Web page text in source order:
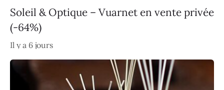
Soleil & Optique – Vuarnet en vente privée
(-64%)
Il y a 6 jours